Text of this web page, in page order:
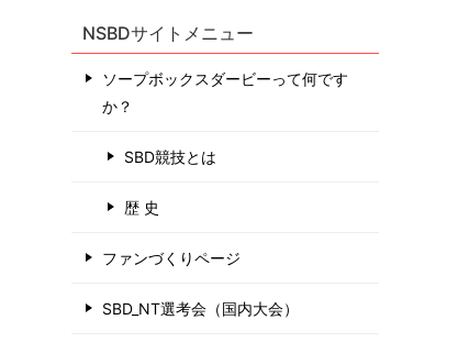
NSBDサイトメニュー
ソープボックスダービーって何です
か？
SBD競技とは
歴 史
ファンづくりページ
SBD_NT選考会（国内大会）